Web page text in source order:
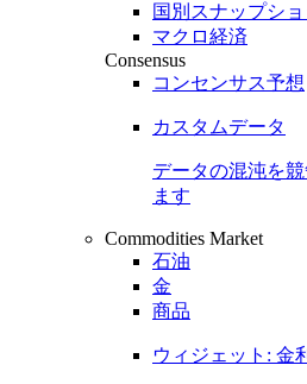
国別スナップショ
マクロ経済
Consensus
コンセンサス予想
カスタムデータ
データの混沌を
ます
Commodities Market
石油
金
商品
ウィジェット: 金